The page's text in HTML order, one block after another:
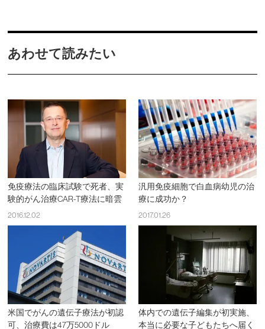
あわせて読みたい
免疫療法の臨床試験で死者、実
験的がん治療CAR-T療法に暗雲
2016.12.02
汎用免疫細胞で白血病幼児の治
療に成功か？
2017.01.26
米国でがんの遺伝子療法が初認
可、治療費は47万5000ドル
体内での遺伝子編集が初実施、
本当に必要な子どもたちへ届く